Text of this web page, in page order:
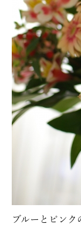
ブルーとピン